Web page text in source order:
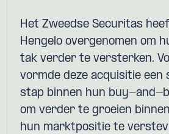
Het Zweedse Securitas
Hengelo overgenomen om
tak verder te versterken.
vormde deze acquisitie
stap binnen hun buy-and-
om verder te groeien
hun marktpositie te